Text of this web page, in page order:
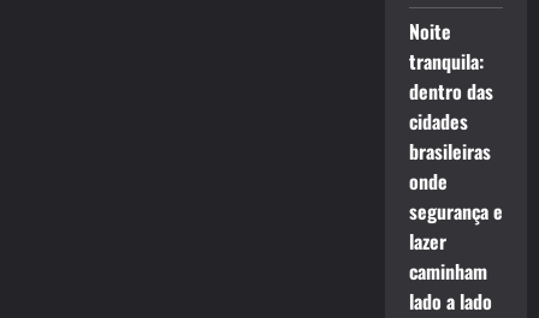
Noite
tranquila:
dentro das
cidades
brasileiras
onde
segurança e
lazer
caminham
lado a lado